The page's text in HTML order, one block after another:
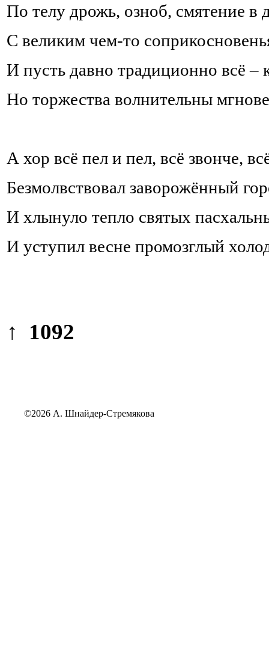
По телу дрожь, озноб, смятение в
С великим чем-то
И пусть давно традиционно всё –
Но торжества волнительны
А хор всё пел и пел, всё звонче,
Безмолвствовал заворожённый
И хлынуло тепло святых
И уступил весне промозглый
↑ 1092
©2026 А. Шнайдер-Стремякова